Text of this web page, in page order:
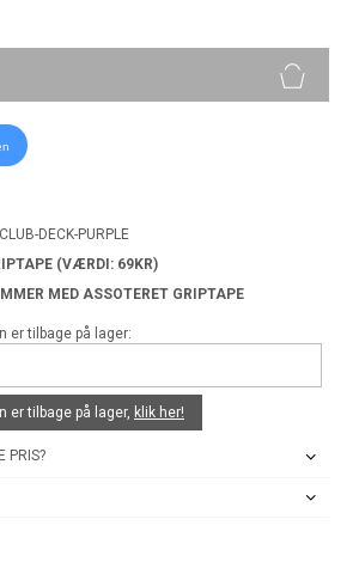
DECK-PURPLE
(VÆRDI: 69KR)
MED ASSOTERET GRIPTAPE
er tilbage på lager:
er tilbage på lager, klik her!
PRIS?